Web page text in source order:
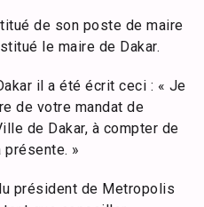
de son poste de maire
le maire de Dakar.
il a été écrit ceci : « Je
de votre mandat de
de Dakar, à compter de
»
président de Metropolis